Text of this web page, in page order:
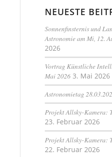
NEUESTE
Sonnenfinsternis und
Astronomie am Mi, 12.
2026
Vortrag Künstliche
Mai 2026 3. Mai 2026
Astronomietag
Projekt Allsky-Kamera:
23. Februar 2026
Projekt Allsky-Kamera:
22. Februar 2026